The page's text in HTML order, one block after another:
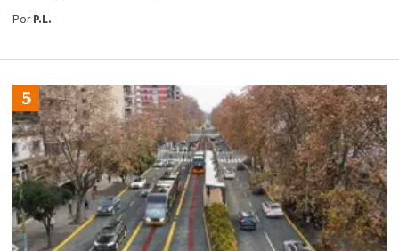
PorP.L.